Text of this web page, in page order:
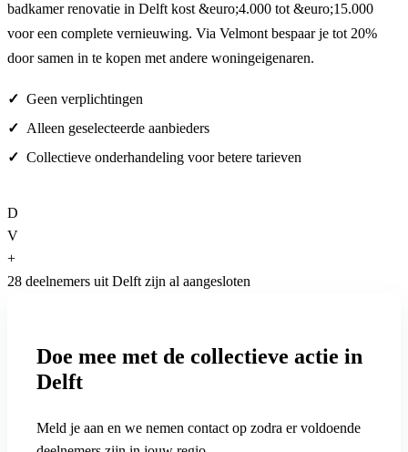
badkamer renovatie in Delft kost &euro;4.000 tot &euro;15.000
voor een complete vernieuwing. Via Velmont bespaar je tot 20%
door samen in te kopen met andere woningeigenaren.
Geen verplichtingen
Alleen geselecteerde aanbieders
Collectieve onderhandeling voor betere tarieven
D
V
+
28 deelnemers uit Delft zijn al aangesloten
Doe mee met de collectieve actie in
Delft
Meld je aan en we nemen contact op zodra er voldoende